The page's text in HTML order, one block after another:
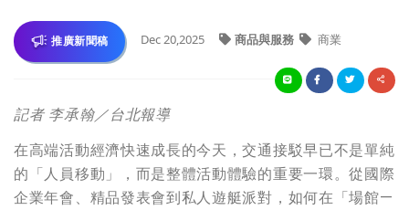
推廣新聞稿 Dec 20,2025 商品與服務 商業
記者 李承翰／台北報導
在高端活動經濟快速成長的今天，交通接駁早已不是單純
的「人員移動」，而是整體活動體驗的重要一環。從國際
企業年會、精品發表會到私人遊艇派對，如何在「場館—